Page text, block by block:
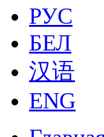
РУС
БЕЛ
汉语
ENG